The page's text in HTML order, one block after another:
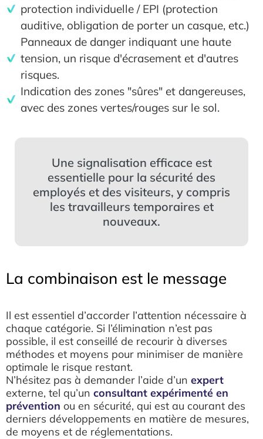
protection individuelle / EPI (protection
auditive, obligation de porter un casque, etc.)
Panneaux de danger indiquant une haute
tension, un risque d'écrasement et d'autres
risques.
Indication des zones "sûres" et dangereuses,
avec des zones vertes/rouges sur le sol.
Une signalisation efficace est
essentielle pour la sécurité des
employés et des visiteurs, y compris
les travailleurs temporaires et
nouveaux.
La combinaison est le message
Il est essentiel d’accorder l’attention nécessaire à
chaque catégorie. Si l’élimination n’est pas
possible, il est conseillé de recourir à diverses
méthodes et moyens pour minimiser de manière
optimale le risque restant.
N’hésitez pas à demander l’aide d’un expert
externe, tel qu’un consultant expérimenté en
prévention ou en sécurité, qui est au courant des
derniers développements en matière de mesures,
de moyens et de réglementations.